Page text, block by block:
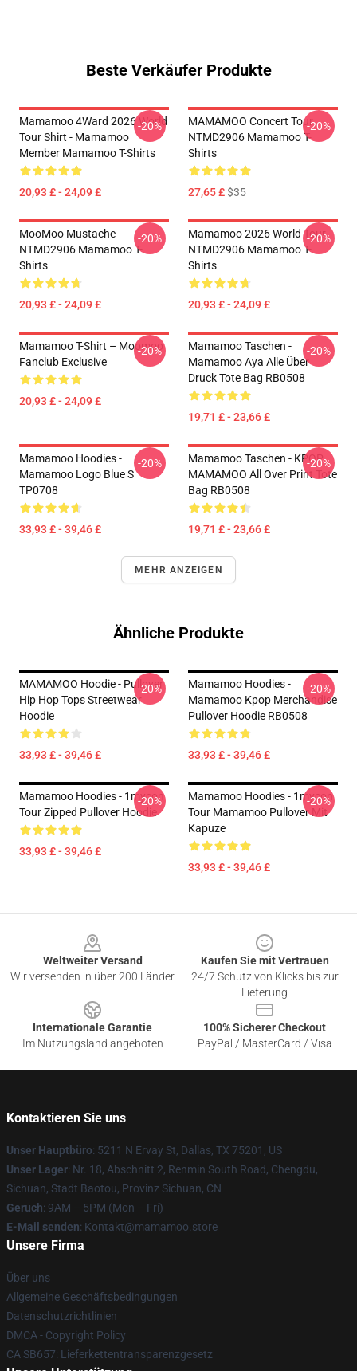
Beste Verkäufer Produkte
Mamamoo 4Ward 2026 World
Tour Shirt - Mamamoo
Member Mamamoo T-Shirts
20,93 £ - 24,09 £
-20%
MAMAMOO Concert Tour
NTMD2906 Mamamoo T-
Shirts
27,65 £$35
-20%
MooMoo Mustache
NTMD2906 Mamamoo T-
Shirts
20,93 £ - 24,09 £
-20%
Mamamoo 2026 World Tour
NTMD2906 Mamamoo T-
Shirts
20,93 £ - 24,09 £
-20%
Mamamoo T-Shirt – Moomoo
Fanclub Exclusive
20,93 £ - 24,09 £
-20%
Mamamoo Taschen -
Mamamoo Aya Alle Über
Druck Tote Bag RB0508
19,71 £ - 23,66 £
-20%
Mamamoo Hoodies -
Mamamoo Logo Blue S
TP0708
33,93 £ - 39,46 £
-20%
Mamamoo Taschen - KPOP
MAMAMOO All Over Print Tote
Bag RB0508
19,71 £ - 23,66 £
-20%
MEHR ANZEIGEN
Ähnliche Produkte
MAMAMOO Hoodie - Pullover
Hip Hop Tops Streetwear
Hoodie
33,93 £ - 39,46 £
-20%
Mamamoo Hoodies -
Mamamoo Kpop Merchandise
Pullover Hoodie RB0508
33,93 £ - 39,46 £
-20%
Mamamoo Hoodies - 1mycon
Tour Zipped Pullover Hoodie
33,93 £ - 39,46 £
-20%
Mamamoo Hoodies - 1mycon
Tour Mamamoo Pullover Mit
Kapuze
33,93 £ - 39,46 £
-20%
Weltweiter Versand
Wir versenden in über 200 Länder
Kaufen Sie mit Vertrauen
24/7 Schutz von Klicks bis zur
Lieferung
Internationale Garantie
Im Nutzungsland angeboten
100% Sicherer Checkout
PayPal / MasterCard / Visa
Kontaktieren Sie uns
Unser Hauptbüro: 5211 N Ervay St, Dallas, TX 75201, US
Unser Lager: Nr. 18, Abschnitt 2, Renmin South Road, Chengdu,
Sichuan, Stadt Baotou, Provinz Sichuan, CN
Geruch: 9AM – 5PM (Mon – Fri)
E-Mail senden: Kontakt@mamamoo.store
Unsere Firma
Über uns
Allgemeine Geschäftsbedingungen
Datenschutzrichtlinien
DMCA - Copyright Policy
CA SB657: Lieferkettentransparenzgesetz